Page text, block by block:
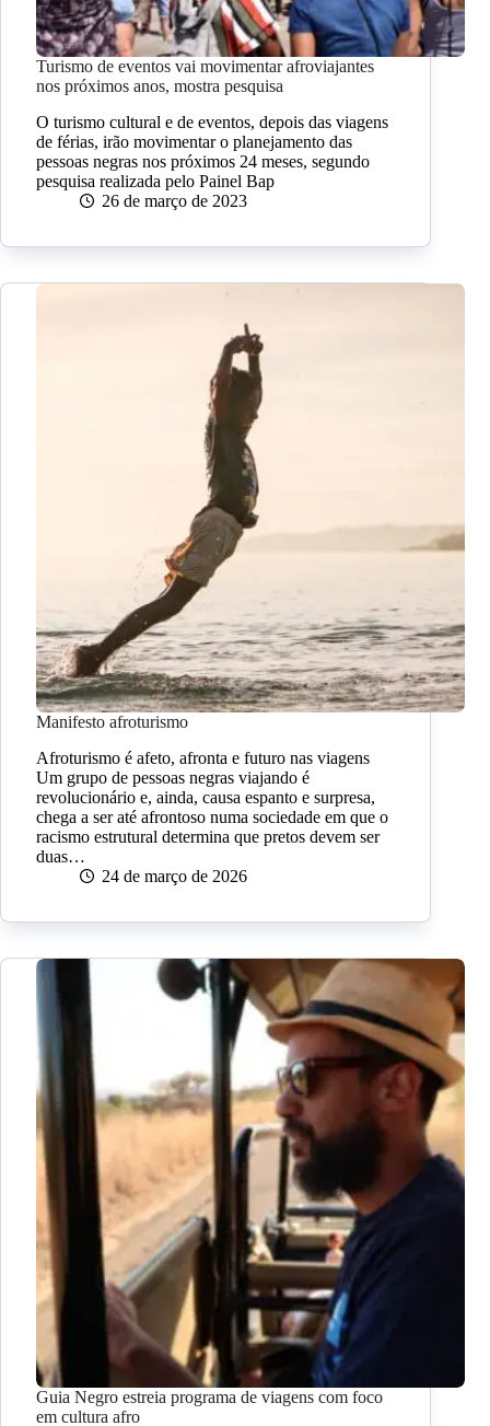
Turismo de eventos vai movimentar afroviajantes
nos próximos anos, mostra pesquisa
O turismo cultural e de eventos, depois das viagens
de férias, irão movimentar o planejamento das
pessoas negras nos próximos 24 meses, segundo
pesquisa realizada pelo Painel Bap
26 de março de 2023
Manifesto afroturismo
Afroturismo é afeto, afronta e futuro nas viagens
Um grupo de pessoas negras viajando é
revolucionário e, ainda, causa espanto e surpresa,
chega a ser até afrontoso numa sociedade em que o
racismo estrutural determina que pretos devem ser
duas…
24 de março de 2026
Guia Negro estreia programa de viagens com foco
em cultura afro